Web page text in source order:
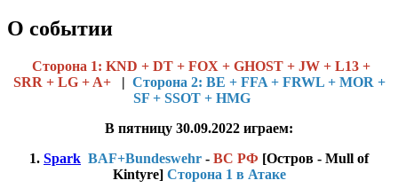
О событии
Cторона 1: KND + DT + FOX + GHOST + JW + L13 +
SRR + LG + A+| Сторона 2: BE + FFA + FRWL + MOR +
SF + SSOT + HMG
В пятницу 30.09.2022 играем:
1. Spark BAF+Bundeswehr - ВС РФ [Остров - Mull of
Kintyre] Сторона 1 в Атаке